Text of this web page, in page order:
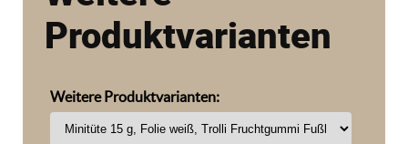
Produktvarianten
Weitere Produktvarianten: